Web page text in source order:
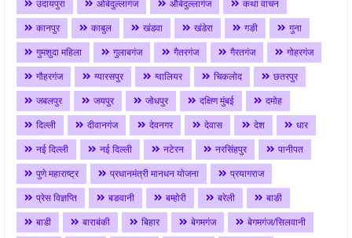
उदायपुरा
ओबेदुल्लागंज औबेदुल्लागंज
कथा वाचन
कानपुर
काबुल खंडवा खंडेरा गङी
गुना
गुमशुदा महिला
गुलाबगंज गैतरगंज गैरतगंज
गोहरगंज
गौहरगंज
ग्यारसपुर ग्वालियर चिकलोद
छतरपुर
जबलपुर
जयपुर जोधपुर दक्षिण मुंबई
दमोह
दिल्ली
दीवानगंज देवनगर देवास देश
धार
नई दिल्ली
नई दिल्ली नटेरन नरसिंहपुर
पानीपत
पुणे महाराष्ट्र
प्रधानमंत्री मानधन योजना
प्रयागराज
प्रेस विज्ञप्ति
बङवानी बम्होरी बरेली
बाङी
बाडी
बाराबंकी बिहार बेगमगंज
बेगमगंज/सिलवानी